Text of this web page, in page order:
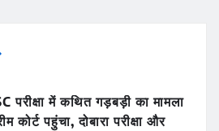
परीक्षा में कथित गड़बड़ी का मामला
कोर्ट पहुंचा, दोबारा परीक्षा और